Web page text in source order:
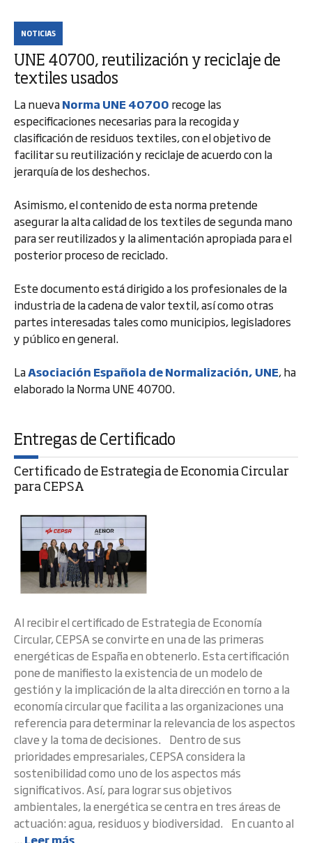
NOTICIAS
UNE 40700, reutilización y reciclaje de
textiles usados
La nuevaNorma UNE 40700 recoge las
especificaciones necesarias para la recogida y
clasificación de residuos textiles, con el objetivo de
facilitar su reutilización y reciclaje de acuerdo con la
jerarquía de los deshechos.
Asimismo, el contenido de esta norma pretende
asegurar la alta calidad de los textiles de segunda mano
para ser reutilizados y la alimentación apropiada para el
posterior proceso de reciclado.
Este documento está dirigido a los profesionales de la
industria de la cadena de valor textil, así como otras
partes interesadas tales como municipios, legisladores
y público en general.
LaAsociación Española de Normalización, UNE, ha
elaborado la Norma UNE 40700.
Entregas de Certificado
Certificado de Estrategia de Economia Circular
para CEPSA
Al recibir el certificado de Estrategia de Economía
Circular, CEPSA se convirte en una de las primeras
energéticas de España en obtenerlo. Esta certificación
pone de manifiesto la existencia de un modelo de
gestión y la implicación de la alta dirección en torno a la
economía circular que facilita a las organizaciones una
referencia para determinar la relevancia de los aspectos
clave y la toma de decisiones. Dentro de sus
prioridades empresariales, CEPSA considera la
sostenibilidad como uno de los aspectos más
significativos. Así, para lograr sus objetivos
ambientales, la energética se centra en tres áreas de
actuación: agua, residuos y biodiversidad. En cuanto al
... Leer más